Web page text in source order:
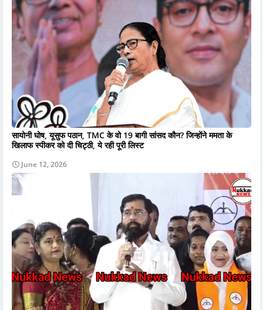
सायोनी घोष, यूसुफ पठान, TMC के वो 19 बागी सांसद कौन? जिन्होंने ममता के
खिलाफ स्पीकर को दी चिट्ठी, ये रही पूरी लिस्ट
June 12, 2026